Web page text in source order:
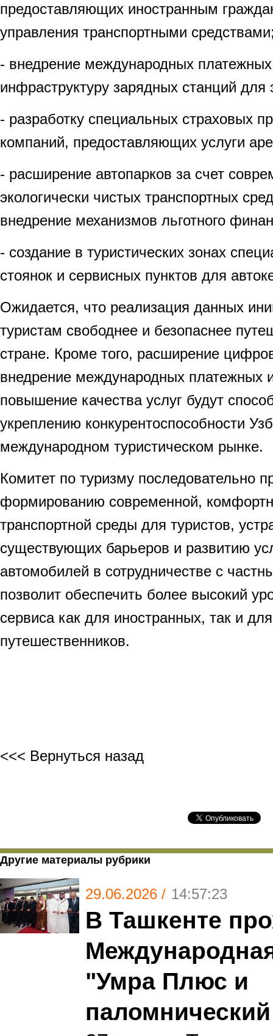
предоставляющих иностранным
управления транспортными
- внедрение международных
инфраструктуру зарядных станций для
- разработку специальных страховых
компаний, предоставляющих услуги
- расширение автопарков за счет
экологически чистых транспортных
внедрение механизмов льготного
- создание в туристических зонах
стоянок и сервисных пунктов для
Ожидается, что реализация данных
туристам свободнее и безопаснее
стране. Кроме того, расширение
внедрение международных платежных
повышение качества услуг будут
укреплению конкурентоспособности
международном туристическом рынке.
Комитет по туризму последовательно
формированию современной,
транспортной среды для туристов,
существующих барьеров и развитию
автомобилей в сотрудничестве с
позволит обеспечить более высокий
сервиса как для иностранных, так и
путешественников.
<<< Вернуться назад
Другие материалы рубрики
29.06.2026 / 14:57:23
В Ташкенте
"Умра Плюс и